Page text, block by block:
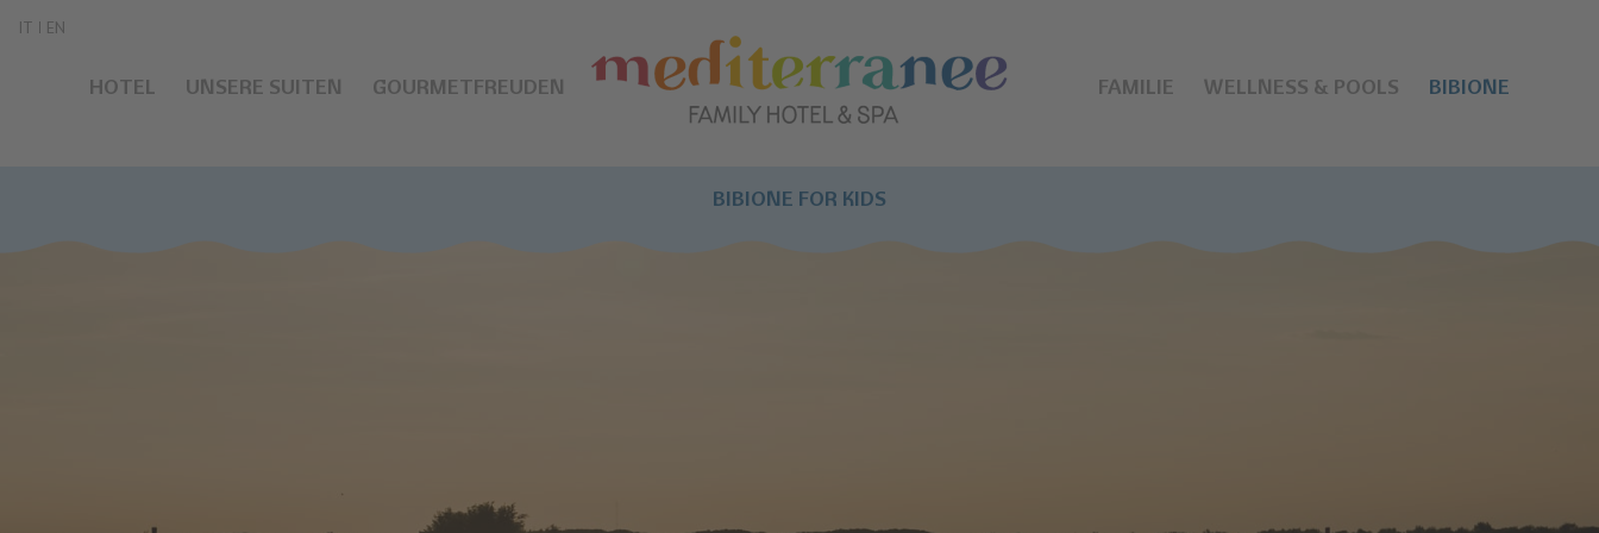
IT EN
HOTEL UNSERE SUITEN GOURMETFREUDEN FAMILIE WELLNESS & POOLS BIBIONE
BIBIONE FOR KIDS